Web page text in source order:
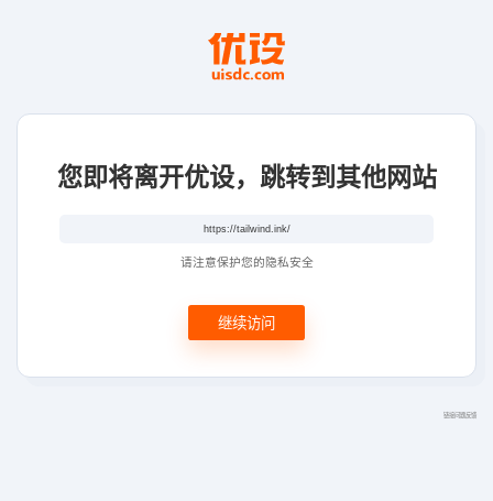
您即将离开优设，跳转到其他网站
请注意保护您的隐私安全
继续访问
链接问题反馈